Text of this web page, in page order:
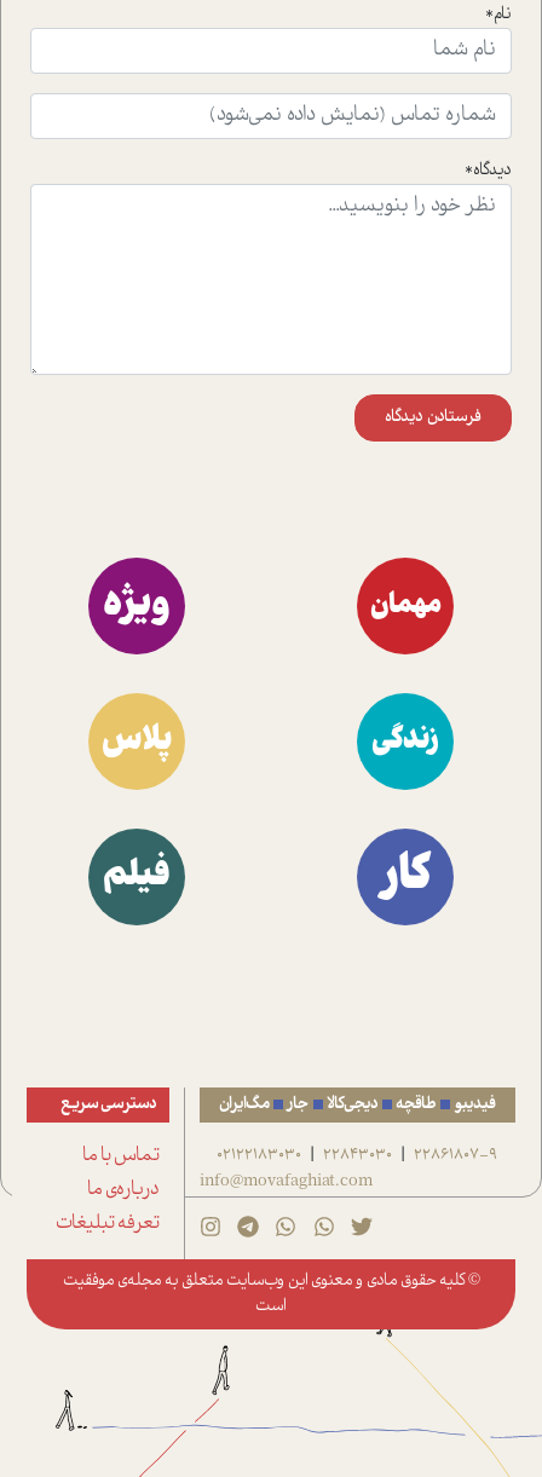
ای که به زندگی شگفت انگیز جین گودال و تاثیرات کاوش های
ایشان در حوزه ی شامپانزه ها بر زندگی امروزی ما نگاهی
افکنده است.فصل اتاق 333 شما را پای صحبت یک تجربه ی
واقعی در ارتباط با اختلال شخصیت اسکزوئید و مشکلات و نیز
راهکارهای حل آن قرار می دهد که در اتاق درمان اتفاق افتاده
موثرترین راهکارهای استفاده از هوش مصنوعی در حوزه های
نام*
دیدگاه*
فرستادن دیدگاه
مهمان ویژه
زندگی پلاس
کار فیلم
فیدیبو طاقچه دیجی‌کالا جار مگ‌ایران
22861807-9
|
22843030
|
02122183030
info@movafaghiat.com
دسترسی سریع
تماس با ما
درباره‌ی ما
تعرفه تبلیغات
© کلیه حقوق مادی و معنوی این وب‌سایت متعلق به مجله‌ی موفقیت
است